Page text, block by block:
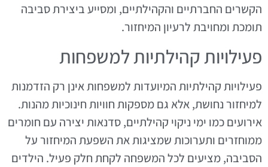
הקשרים החברתיים והקהילתיים, ומסייע ביצירת סביבה
תומכת ומחויבת לרעיון המיחזור.
פעילויות קהילתיות למשפחות
פעילויות קהילתיות המיועדות למשפחות אינן רק הזדמנות
למיחזור נחושת, אלא גם מספקות חוויות חינוכיות מהנות.
אירועים כמו ימי ניקוי קהילתיים, סדנאות יצירה עם חומרים
ממוחזרים ותערוכות שמציגות את השפעת המיחזור על
הסביבה, מציעים לכל המשפחה לקחת חלק פעיל. הילדים